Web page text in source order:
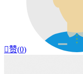
赞(0)